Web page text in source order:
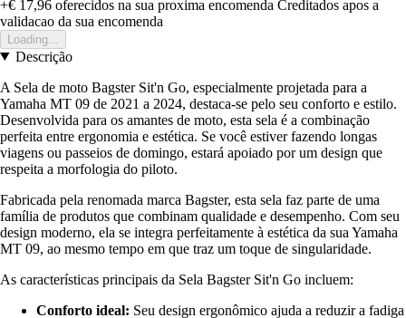
+€ 17,96 oferecidos na sua proxima encomenda Creditados apos a
validacao da sua encomenda
Loading...
Descrição
A Sela de moto Bagster Sit'n Go, especialmente projetada para a
Yamaha MT 09 de 2021 a 2024, destaca-se pelo seu conforto e estilo.
Desenvolvida para os amantes de moto, esta sela é a combinação
perfeita entre ergonomia e estética. Se você estiver fazendo longas
viagens ou passeios de domingo, estará apoiado por um design que
respeita a morfologia do piloto.
Fabricada pela renomada marca Bagster, esta sela faz parte de uma
família de produtos que combinam qualidade e desempenho. Com seu
design moderno, ela se integra perfeitamente à estética da sua Yamaha
MT 09, ao mesmo tempo em que traz um toque de singularidade.
As características principais da Sela Bagster Sit'n Go incluem:
Conforto ideal: Seu design ergonômico ajuda a reduzir a fadiga